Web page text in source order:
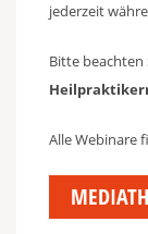
jederzeit
Bitte beachten
Alle Webinare